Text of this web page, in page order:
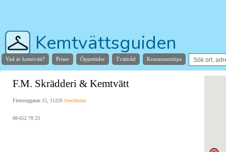
Kemtvättsguiden
Hjälper dig hitta stans bästa kemtvätt
Vad är kemtvätt? Priser Öppettider Tvättråd Konsumenttips
F.M. Skrädderi & Kemtvätt
Fleminggatan 15, 11226 Stockholm
08-652 78 23